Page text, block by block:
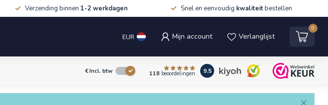
Verzending binnen 1-2 werkdagen Snel en eenvoudig kwaliteitbestellen
EUR Mijn account Verlanglijst
0
€Incl. btw 118 beoordelingen 9.5